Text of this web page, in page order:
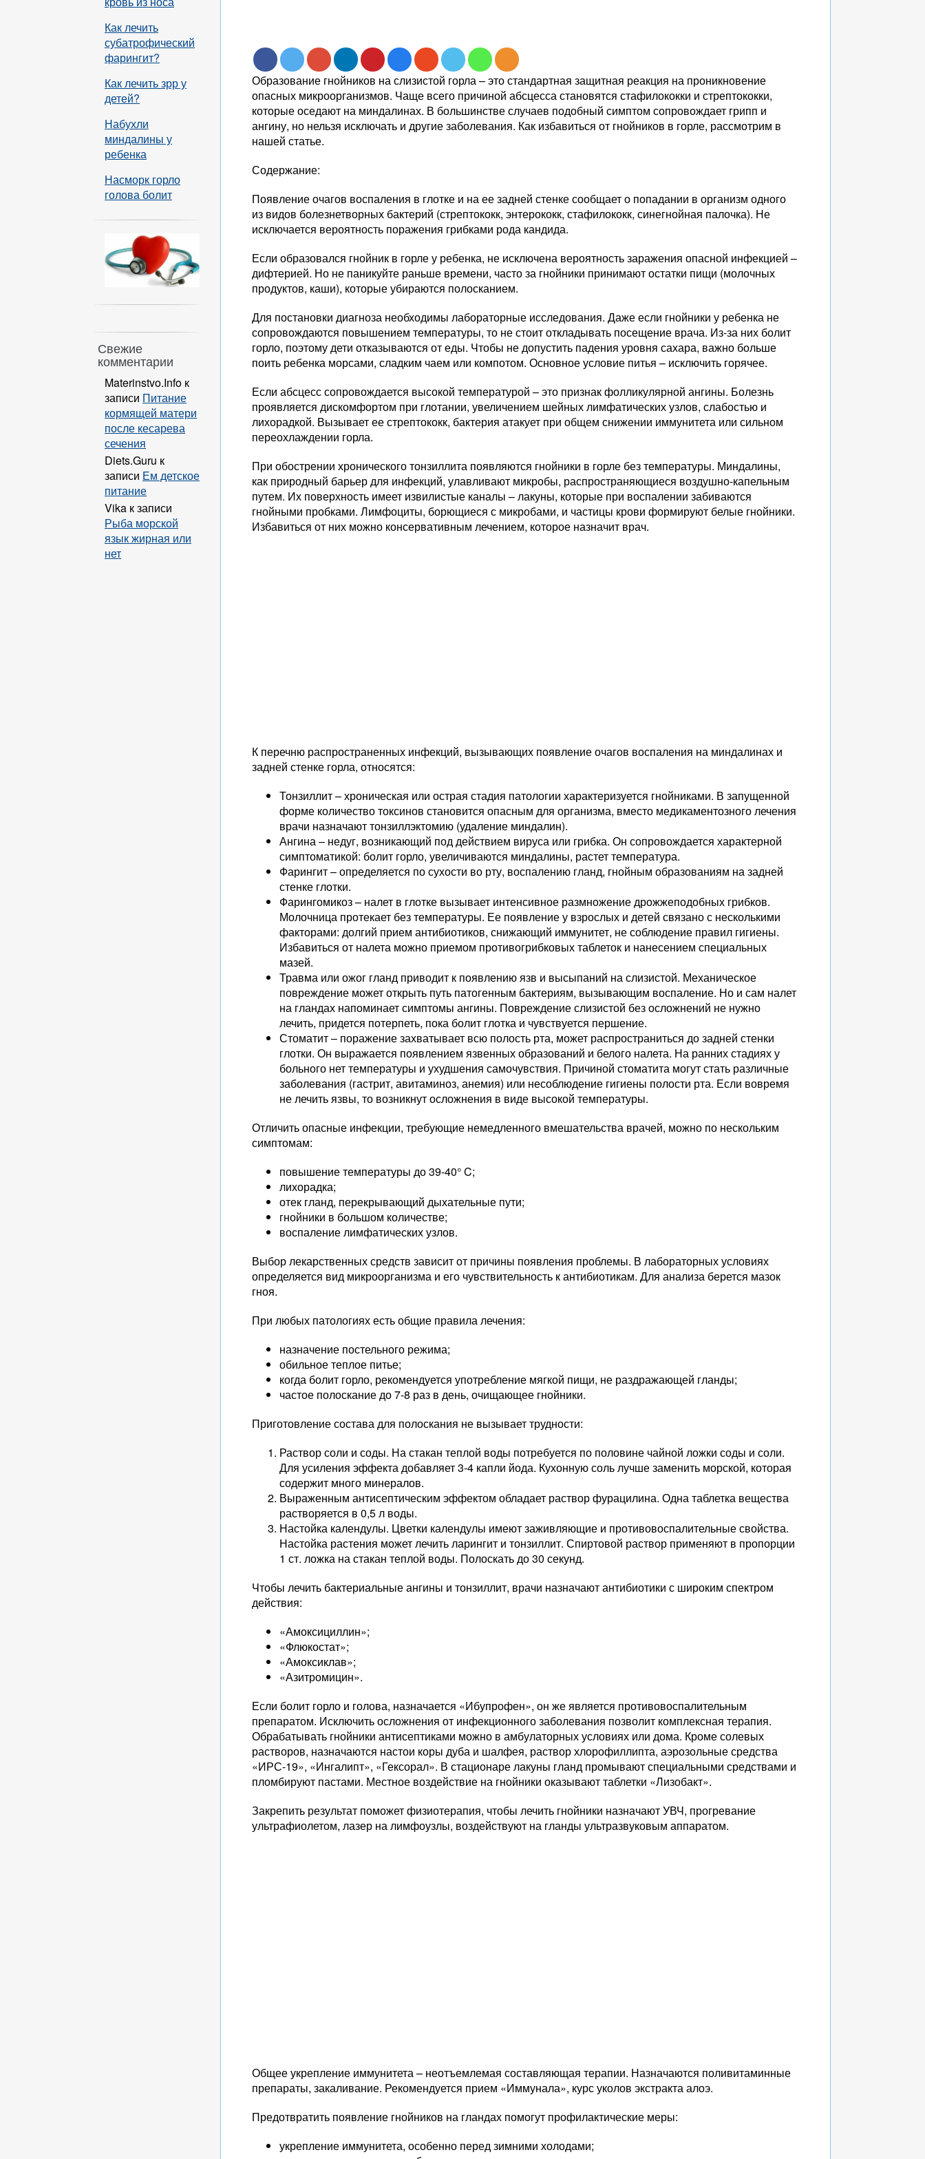
Образование гнойников на слизистой горла – это стандартная защитная реакция на проникновение
опасных микроорганизмов. Чаще всего причиной абсцесса становятся стафилококки и стрептококки,
которые оседают на миндалинах. В большинстве случаев подобный симптом сопровождает грипп и
ангину, но нельзя исключать и другие заболевания. Как избавиться от гнойников в горле, рассмотрим в
нашей статье.
Содержание:
Появление очагов воспаления в глотке и на ее задней стенке сообщает о попадании в организм одного
из видов болезнетворных бактерий (стрептококк, энтерококк, стафилококк, синегнойная палочка). Не
исключается вероятность поражения грибками рода кандида.
Если образовался гнойник в горле у ребенка, не исключена вероятность заражения опасной инфекцией –
дифтерией. Но не паникуйте раньше времени, часто за гнойники принимают остатки пищи (молочных
продуктов, каши), которые убираются полосканием.
Для постановки диагноза необходимы лабораторные исследования. Даже если гнойники у ребенка не
сопровождаются повышением температуры, то не стоит откладывать посещение врача. Из-за них болит
горло, поэтому дети отказываются от еды. Чтобы не допустить падения уровня сахара, важно больше
поить ребенка морсами, сладким чаем или компотом. Основное условие питья – исключить горячее.
Если абсцесс сопровождается высокой температурой – это признак фолликулярной ангины. Болезнь
проявляется дискомфортом при глотании, увеличением шейных лимфатических узлов, слабостью и
лихорадкой. Вызывает ее стрептококк, бактерия атакует при общем снижении иммунитета или сильном
переохлаждении горла.
При обострении хронического тонзиллита появляются гнойники в горле без температуры. Миндалины,
как природный барьер для инфекций, улавливают микробы, распространяющиеся воздушно-капельным
путем. Их поверхность имеет извилистые каналы – лакуны, которые при воспалении забиваются
гнойными пробками. Лимфоциты, борющиеся с микробами, и частицы крови формируют белые гнойники.
Избавиться от них можно консервативным лечением, которое назначит врач.
К перечню распространенных инфекций, вызывающих появление очагов воспаления на миндалинах и
задней стенке горла, относятся:
Тонзиллит – хроническая или острая стадия патологии характеризуется гнойниками. В запущенной
форме количество токсинов становится опасным для организма, вместо медикаментозного лечения
врачи назначают тонзиллэктомию (удаление миндалин).
Ангина – недуг, возникающий под действием вируса или грибка. Он сопровождается характерной
симптоматикой: болит горло, увеличиваются миндалины, растет температура.
Фарингит – определяется по сухости во рту, воспалению гланд, гнойным образованиям на задней
стенке глотки.
Фарингомикоз – налет в глотке вызывает интенсивное размножение дрожжеподобных грибков.
Молочница протекает без температуры. Ее появление у взрослых и детей связано с несколькими
факторами: долгий прием антибиотиков, снижающий иммунитет, не соблюдение правил гигиены.
Избавиться от налета можно приемом противогрибковых таблеток и нанесением специальных
мазей.
Травма или ожог гланд приводит к появлению язв и высыпаний на слизистой. Механическое
повреждение может открыть путь патогенным бактериям, вызывающим воспаление. Но и сам налет
на гландах напоминает симптомы ангины. Повреждение слизистой без осложнений не нужно
лечить, придется потерпеть, пока болит глотка и чувствуется першение.
Стоматит – поражение захватывает всю полость рта, может распространиться до задней стенки
глотки. Он выражается появлением язвенных образований и белого налета. На ранних стадиях у
больного нет температуры и ухудшения самочувствия. Причиной стоматита могут стать различные
заболевания (гастрит, авитаминоз, анемия) или несоблюдение гигиены полости рта. Если вовремя
не лечить язвы, то возникнут осложнения в виде высокой температуры.
Отличить опасные инфекции, требующие немедленного вмешательства врачей, можно по нескольким
симптомам:
повышение температуры до 39-40° C;
лихорадка;
отек гланд, перекрывающий дыхательные пути;
гнойники в большом количестве;
воспаление лимфатических узлов.
Выбор лекарственных средств зависит от причины появления проблемы. В лабораторных условиях
определяется вид микроорганизма и его чувствительность к антибиотикам. Для анализа берется мазок
гноя.
При любых патологиях есть общие правила лечения:
назначение постельного режима;
обильное теплое питье;
когда болит горло, рекомендуется употребление мягкой пищи, не раздражающей гланды;
частое полоскание до 7-8 раз в день, очищающее гнойники.
Приготовление состава для полоскания не вызывает трудности:
Раствор соли и соды. На стакан теплой воды потребуется по половине чайной ложки соды и соли.
Для усиления эффекта добавляет 3-4 капли йода. Кухонную соль лучше заменить морской, которая
содержит много минералов.
Выраженным антисептическим эффектом обладает раствор фурацилина. Одна таблетка вещества
растворяется в 0,5 л воды.
Настойка календулы. Цветки календулы имеют заживляющие и противовоспалительные свойства.
Настойка растения может лечить ларингит и тонзиллит. Спиртовой раствор применяют в пропорции
1 ст. ложка на стакан теплой воды. Полоскать до 30 секунд.
Чтобы лечить бактериальные ангины и тонзиллит, врачи назначают антибиотики с широким спектром
действия:
«Амоксициллин»;
«Флюкостат»;
«Амоксиклав»;
«Азитромицин».
Если болит горло и голова, назначается «Ибупрофен», он же является противовоспалительным
препаратом. Исключить осложнения от инфекционного заболевания позволит комплексная терапия.
Обрабатывать гнойники антисептиками можно в амбулаторных условиях или дома. Кроме солевых
растворов, назначаются настои коры дуба и шалфея, раствор хлорофиллипта, аэрозольные средства
«ИРС-19», «Ингалипт», «Гексорал». В стационаре лакуны гланд промывают специальными средствами и
пломбируют пастами. Местное воздействие на гнойники оказывают таблетки «Лизобакт».
Закрепить результат поможет физиотерапия, чтобы лечить гнойники назначают УВЧ, прогревание
ультрафиолетом, лазер на лимфоузлы, воздействуют на гланды ультразвуковым аппаратом.
Общее укрепление иммунитета – неотъемлемая составляющая терапии. Назначаются поливитаминные
препараты, закаливание. Рекомендуется прием «Иммунала», курс уколов экстракта алоэ.
Предотвратить появление гнойников на гландах помогут профилактические меры:
укрепление иммунитета, особенно перед зимними холодами;
Как лечить
субатрофический
фарингит?
Как лечить зрр у
детей?
Набухли
миндалины у
ребенка
Насморк горло
голова болит
Свежие
комментарии
Materinstvo.Info к
записи Питание
кормящей матери
после кесарева
сечения
Diets.Guru к
записи Ем детское
питание
Vika к записи
Рыба морской
язык жирная или
нет